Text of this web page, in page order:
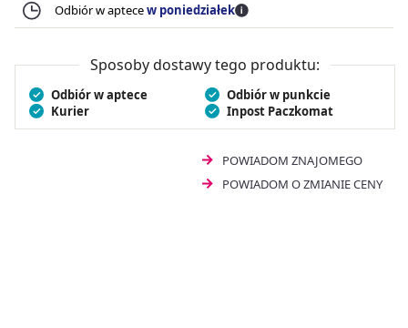
Odbiór w aptecew poniedziałek
Sposoby dostawy tego produktu:
Odbiór w aptece
Odbiór w punkcie
Kurier
Inpost Paczkomat
POWIADOM ZNAJOMEGO
POWIADOM O ZMIANIE CENY